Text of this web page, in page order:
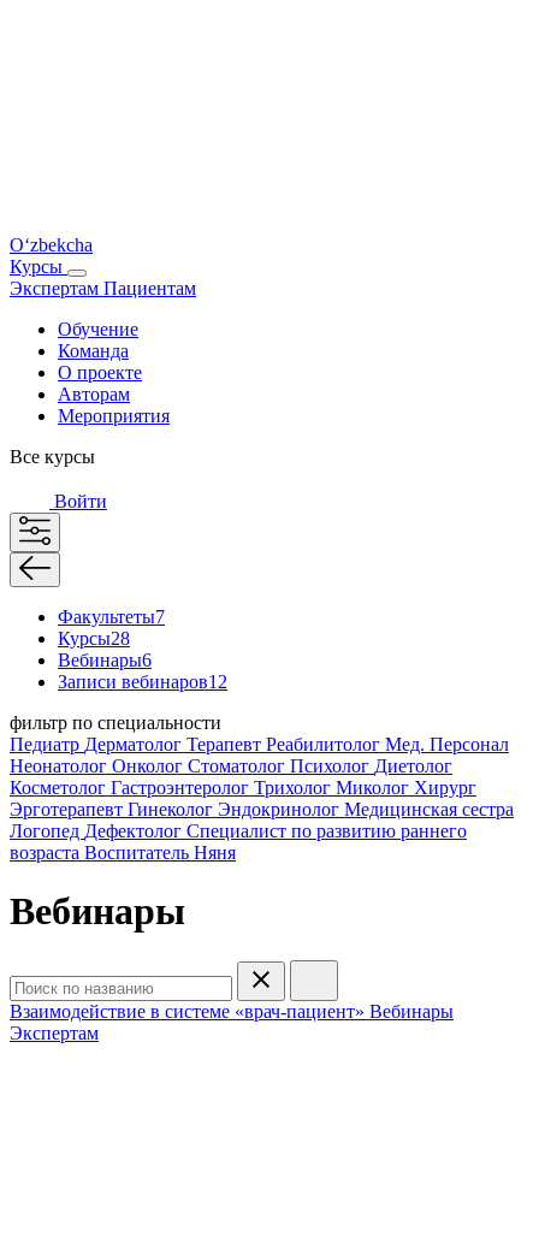
O‘zbekcha
Курсы
Экспертам Пациентам
Обучение
Команда
О проекте
Авторам
Мероприятия
Все курсы
Войти
Факультеты7
Курсы28
Вебинары6
Записи вебинаров12
фильтр по специальности
Педиатр Дерматолог Терапевт Реабилитолог Мед. Персонал
Неонатолог Онколог Стоматолог Психолог Диетолог
Косметолог Гастроэнтеролог Трихолог Миколог Хирург
Эрготерапевт Гинеколог Эндокринолог Медицинская сестра
Логопед Дефектолог Специалист по развитию раннего
возраста Воспитатель Няня
Вебинары
Взаимодействие в системе «врач-пациент» Вебинары
Экспертам